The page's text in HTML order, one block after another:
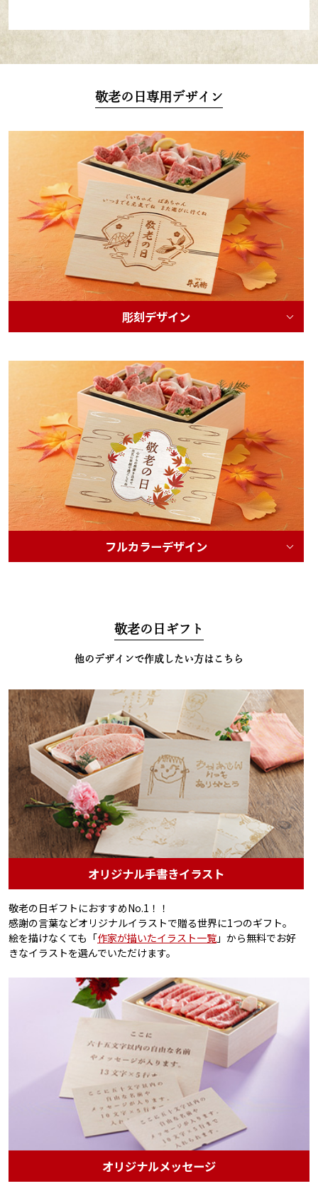
敬老の日専用デザイン
彫刻デザイン
フルカラーデザイン
敬老の日ギフト
他のデザインで作成したい方はこちら
オリジナル手書きイラスト
敬老の日ギフトにおすすめNo.1！！
感謝の言葉などオリジナルイラストで贈る世界に1つのギフト。
絵を描けなくても「作家が描いたイラスト一覧 」から無料でお好
きなイラストを選んでいただけます。
オリジナルメッセージ